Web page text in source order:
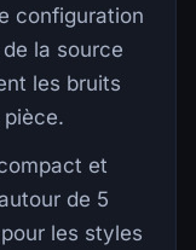
configuration
la source
les bruits
et
de 5
les styles